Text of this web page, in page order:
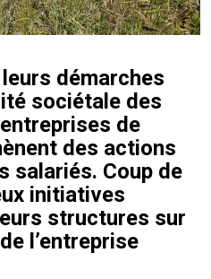
démarches
sociétale des
de
des actions
salariés. Coup de
initiatives
structures sur
l’entreprise